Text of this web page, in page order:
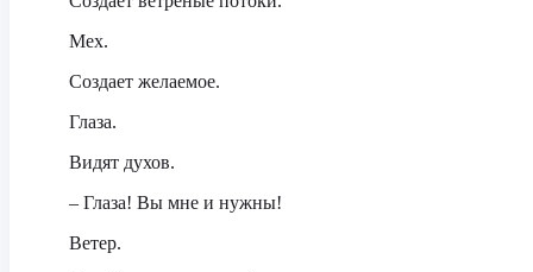
Мех.
Создает желаемое.
Глаза.
Видят духов.
– Глаза! Вы мне и нужны!
Ветер.